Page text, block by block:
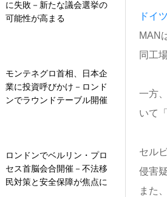
ドイ
MAN
同工
一方
いて
セル
侵害
また
に失敗－新たな議会選挙の
可能性が高まる
モンテネグロ首相、日本企
業に投資呼びかけ－ロンド
ンでラウンドテーブル開催
ロンドンでベルリン・プロ
セス首脳会合開催－不法移
民対策と安全保障が焦点に